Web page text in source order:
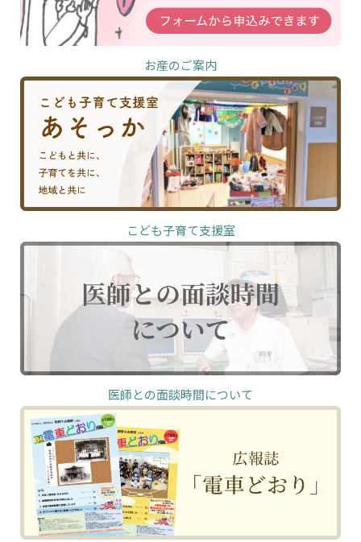
お産のご案内
こども子育て支援室
医師との面談時間について